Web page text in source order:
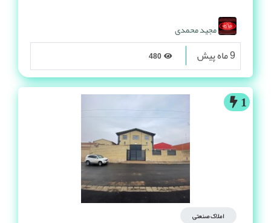
مجید محمدی
9 ماه پیش
1
املاک صنعتی